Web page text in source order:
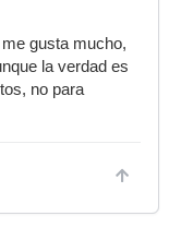
gusta mucho,
la verdad es
no para